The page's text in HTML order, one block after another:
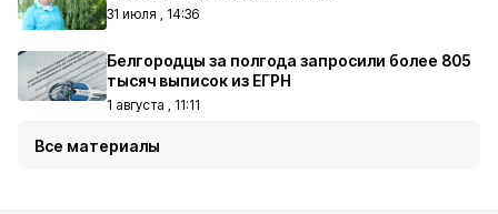
31 июля , 14:36
Белгородцы за полгода запросили более 805
тысяч выписок из ЕГРН
1 августа , 11:11
Все материалы